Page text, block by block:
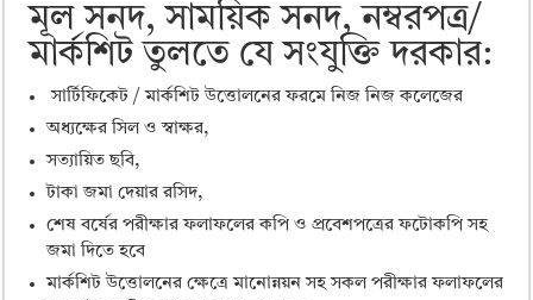
মূল সনদ, সাময়িক সনদ, নম্বরপত্র/
মার্কশিট তুলতে যে সংযুক্তি দরকার:
সার্টিফিকেট / মার্কশিট উত্তোলনের ফরমে নিজ নিজ কলেজের
অধ্যক্ষের সিল ও স্বাক্ষর,
সত্যায়িত ছবি,
টাকা জমা দেয়ার রসিদ,
শেষ বর্ষের পরীক্ষার ফলাফলের কপি ও প্রবেশপত্রের ফটোকপি সহ
জমা দিতে হবে
মার্কশিট উত্তোলনের ক্ষেত্রে মানোন্নয়ন সহ সকল পরীক্ষার ফলাফলের